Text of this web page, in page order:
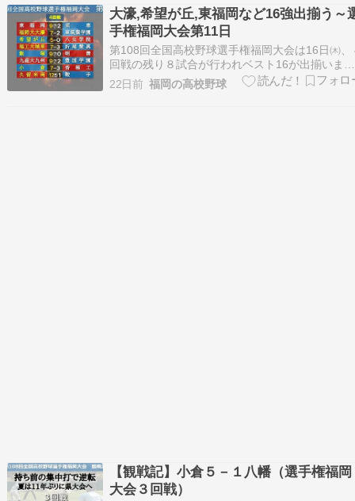
決まります。南部勢はベスト４を前に全てのチー
ムが姿を消しました。 南部第１シードの福岡大
濠を下し…
大濠,希望が丘,東福岡など16強出揃う～
手権福岡大会第11日
第108回全国高校野球選手権福岡大会は16日㈭、
回戦の残り８試合が行われベスト16が出揃いまし
た。 この日登場したシード６校はいずれも快勝
飯塚の６大会連続をはじめ久留米商は５大会連
22日前 福岡の高校野球
【観戦記】小倉５－１八幡（選手権福岡
大会３回戦）